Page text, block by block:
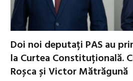
Doi noi deputați PAS au
la Curtea Constituțională.
Roșca și Victor Mătrăgună